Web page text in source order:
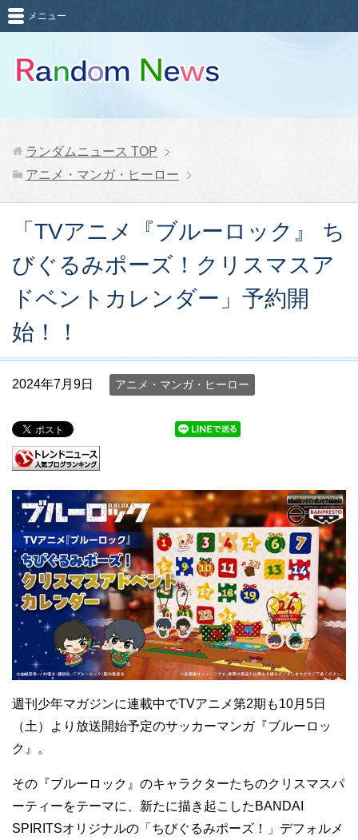
メニュー
ランダムニュース TOP
アニメ・マンガ・ヒーロー
「TVアニメ『ブルーロック』 ち
びぐるみポーズ！クリスマスア
ドベントカレンダー」予約開
始！！
2024年7月9日 アニメ・マンガ・ヒーロー
週刊少年マガジンに連載中でTVアニメ第2期も10月5日
（土）より放送開始予定のサッカーマンガ『ブルーロッ
ク』。
その『ブルーロック』のキャラクターたちのクリスマスパ
ーティーをテーマに、新たに描き起こしたBANDAI
SPIRITSオリジナルの「ちびぐるみポーズ！」デフォルメ